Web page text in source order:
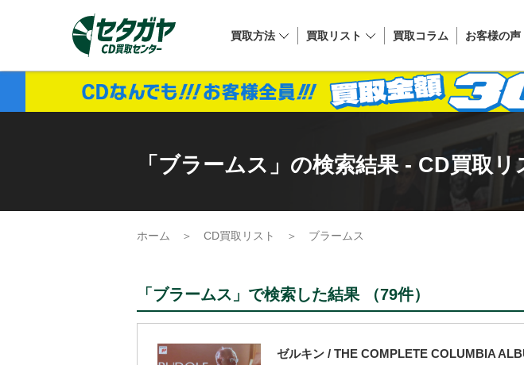
買取方法 買取リスト 買取コラム お客様の声
「ブラームス」の検索結果 - CD買取リ
ホーム ＞ CD買取リスト ＞ ブラームス
「ブラームス」で検索した結果 （79件）
ゼルキン / THE COMPLETE COLUMBIA